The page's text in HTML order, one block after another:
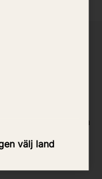
välj land
tuotteiden
Myynti
toimittajan kanssa
ajantasaisen